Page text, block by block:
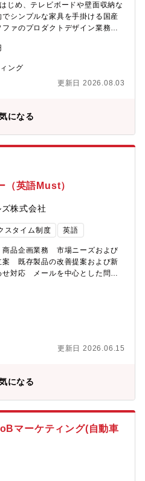
も、キャリアの幅を広げたい方
計できます。【働きやすさと成
出年金など福利厚生が手厚く、
さらに「マイスター・アカデミ
じめ、テレビボードや壁面収納な
シンプルな家具を手掛ける国産
ァのプロダクトデザイン業務を
予定されていた商品発売日から
販売価格を想定し、概算見積も
決定、構造設計の打合せを設計
ます。③新規資材が採用される場
どの量産までのリードタイム、
製作グループと打合せをしま
を決定します。また、撮影の立
の開拓、コストダウンを含む新
時行います。
ング
更新日 2026.08.03
になる
（英語Must）
株式会社
スタイム制度 英語
商品企画業務 市場ニーズおよび
案 既存製品の改善提案および新
せ対応 メールを中心とした問い
・特殊仕様に関する依頼内容の
整および価格確認依頼新商品の
況および在庫状況の把握・管
ンスの調整販売企画の提案およ
テクニカルサポート（出張対
ナーの企画・実施製品セミナー
含む） 製品説明・プレゼンテ
・ファシリテーション 商品開発
関係部門および海外販社との調
身の担当製品に関する活動内
よび改善提案の共有【仕事の進
品を持ち、商品企画から販売支
進行中プロジェクトへの対応を
更新日 2026.06.15
になる
マーケティング(自動車